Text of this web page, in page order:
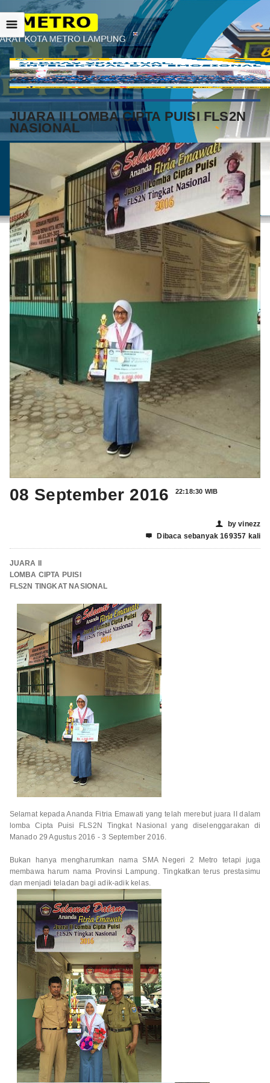
☰
JUARA II LOMBA CIPTA PUISI FLS2N
NASIONAL
08 September 2016 22:18:30 WIB
👤 by vinezz
 Dibaca sebanyak 169357 kali
JUARA II
LOMBA CIPTA PUISI
FLS2N TINGKAT NASIONAL
Selamat kepada Ananda Fitria Emawati yang telah merebut juara II dalam
lomba Cipta Puisi FLS2N Tingkat Nasional yang diselenggarakan di
Manado 29 Agustus 2016 - 3 September 2016.
Bukan hanya mengharumkan nama SMA Negeri 2 Metro tetapi juga
membawa harum nama Provinsi Lampung. Tingkatkan terus prestasimu
dan menjadi teladan bagi adik-adik kelas.